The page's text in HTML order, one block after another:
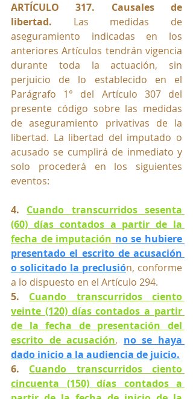
ARTÍCULO 317. Causales de
libertad. Las medidas de
aseguramiento indicadas en los
anteriores Artículos tendrán vigencia
durante toda la actuación, sin
perjuicio de lo establecido en el
Parágrafo 1° del Artículo 307 del
presente código sobre las medidas
de aseguramiento privativas de la
libertad. La libertad del imputado o
acusado se cumplirá de inmediato y
solo procederá en los siguientes
eventos:
4. Cuando transcurridos sesenta
(60) días contados a partir de la
fecha de imputación no se hubiere
presentado el escrito de acusación
o solicitado la preclusión, conforme
a lo dispuesto en el Artículo 294.
5. Cuando transcurridos ciento
veinte (120) días contados a partir
de la fecha de presentación del
escrito de acusación, no se haya
dado inicio a la audiencia de juicio.
6. Cuando transcurridos ciento
cincuenta (150) días contados a